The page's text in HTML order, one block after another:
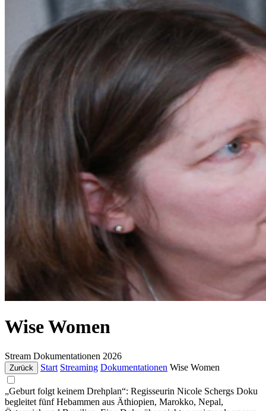
Wise Women
Stream Dokumentationen 2026
Zurück Start Streaming Dokumentationen Wise Women
„Geburt folgt keinem Drehplan“: Regisseurin Nicole Schergs Doku
begleitet fünf Hebammen aus Äthiopien, Marokko, Nepal,